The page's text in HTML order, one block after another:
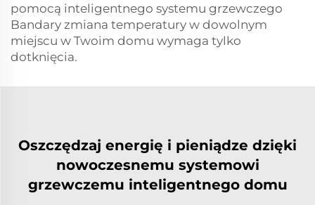
pomocą inteligentnego systemu grzewczego
Bandary zmiana temperatury w dowolnym
miejscu w Twoim domu wymaga tylko
dotknięcia.
Oszczędzaj energię i pieniądze dzięki
nowoczesnemu systemowi
grzewczemu inteligentnego domu